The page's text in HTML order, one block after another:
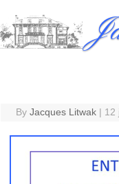
to
content
By Jacques Litwak | 12